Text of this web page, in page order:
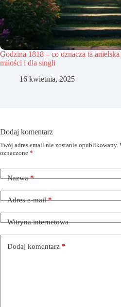
Godzina 1818 – co oznacza ta
miłości i dla singli
16 kwietnia, 2025
Dodaj komentarz
Twój adres email nie zostanie opublikowany.
oznaczone *
Nazwa*
Adres e-mail*
Witryna internetowa
Dodaj komentarz *